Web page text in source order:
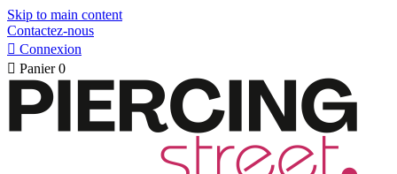
Skip to main content
Contactez-nous
 Connexion
 Panier 0